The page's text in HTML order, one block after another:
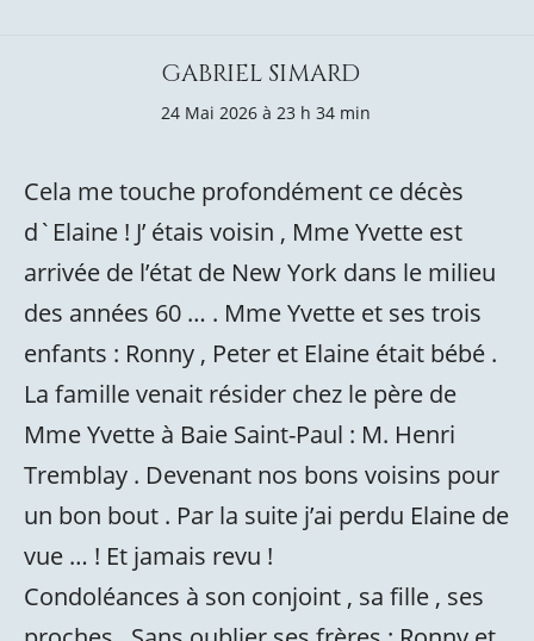
GABRIEL SIMARD
24 Mai 2026 à 23 h 34 min
Cela me touche profondément ce décès
d`Elaine ! J’ étais voisin , Mme Yvette est
arrivée de l’état de New York dans le milieu
des années 60 … . Mme Yvette et ses trois
enfants : Ronny , Peter et Elaine était bébé .
La famille venait résider chez le père de
Mme Yvette à Baie Saint-Paul : M. Henri
Tremblay . Devenant nos bons voisins pour
un bon bout . Par la suite j’ai perdu Elaine de
vue … ! Et jamais revu !
Condoléances à son conjoint , sa fille , ses